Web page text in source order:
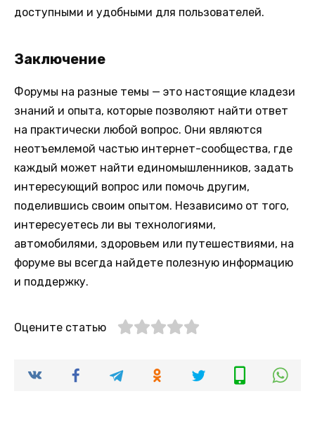
доступными и удобными для пользователей.
Заключение
Форумы на разные темы — это настоящие кладези
знаний и опыта, которые позволяют найти ответ
на практически любой вопрос. Они являются
неотъемлемой частью интернет-сообщества, где
каждый может найти единомышленников, задать
интересующий вопрос или помочь другим,
поделившись своим опытом. Независимо от того,
интересуетесь ли вы технологиями,
автомобилями, здоровьем или путешествиями, на
форуме вы всегда найдете полезную информацию
и поддержку.
Оцените статью